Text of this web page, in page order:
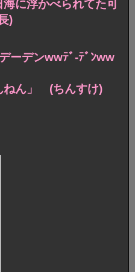
海に浮かべられてた可
)
ーデンwwﾃﾞ-ﾃﾞﾝww
ねん」 (ちんすけ)